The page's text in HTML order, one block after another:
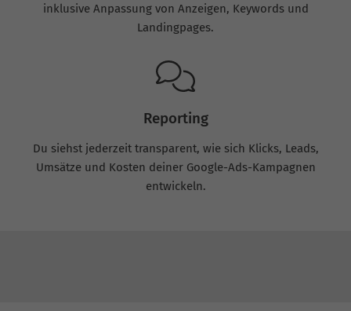
inklusive Anpassung von Anzeigen, Keywords und
Landingpages.
Reporting
Du siehst jederzeit transparent, wie sich Klicks, Leads,
Umsätze und Kosten deiner Google-Ads-Kampagnen
entwickeln.